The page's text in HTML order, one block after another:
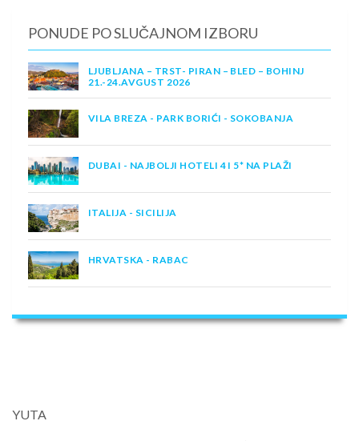
PONUDE PO SLUČAJNOM IZBORU
LJUBLJANA – TRST- PIRAN – BLED – BOHINJ
21.-24.AVGUST 2026
VILA BREZA - PARK BORIĆI - SOKOBANJA
DUBAI - NAJBOLJI HOTELI 4 I 5* NA PLAŽI
ITALIJA - SICILIJA
HRVATSKA - RABAC
YUTA